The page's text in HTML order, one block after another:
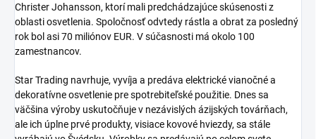
Christer Johansson, ktorí mali predchádzajúce skúsenosti z
oblasti osvetlenia. Spoločnosť odvtedy rástla a obrat za posledný
rok bol asi 70 miliónov EUR. V súčasnosti má okolo 100
zamestnancov.
Star Trading navrhuje, vyvíja a predáva elektrické vianočné a
dekoratívne osvetlenie pre spotrebiteľské použitie. Dnes sa
väčšina výroby uskutočňuje v nezávislých ázijských továrňach,
ale ich úplne prvé produkty, visiace kovové hviezdy, sa stále